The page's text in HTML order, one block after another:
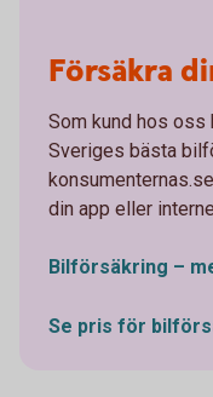
Försäkra
Som kund hos oss
Sveriges bästa
din app eller
Bilförsäkring –
Se pris för